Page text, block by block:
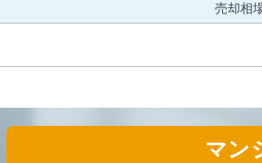
売却相
マン